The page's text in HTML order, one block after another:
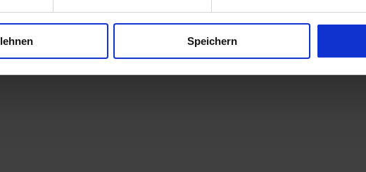
Speichern
– bei uns finden Sie Ihr passendes Toyota Fahrzeug.
wünschen eine Kontaktaufnahme? Sehr gerne! Teilen Sie uns einfach im